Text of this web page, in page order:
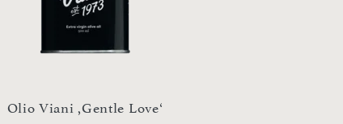
Olio Viani ,Gentle Love‘